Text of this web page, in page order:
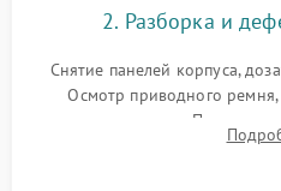
2. Разборка и
Снятие панелей корпуса,
Осмотр приводного ремня,
амортизаторов. Проверка
крестовины на износ, а